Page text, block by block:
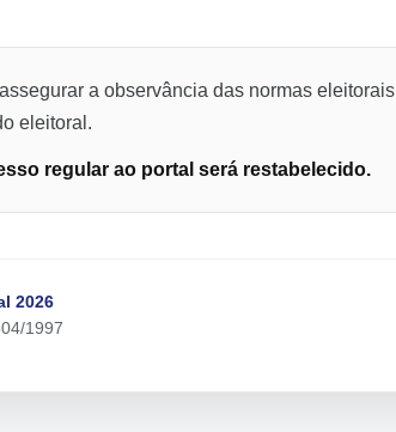
a observância das normas eleitorais
eleitoral.
regular ao portal será restabelecido.
2026
1997